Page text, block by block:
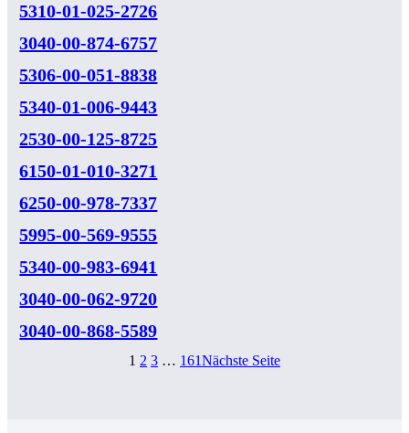
5310-01-025-2726
3040-00-874-6757
5306-00-051-8838
5340-01-006-9443
2530-00-125-8725
6150-01-010-3271
6250-00-978-7337
5995-00-569-9555
5340-00-983-6941
3040-00-062-9720
3040-00-868-5589
1 2 3 … 161Nächste Seite